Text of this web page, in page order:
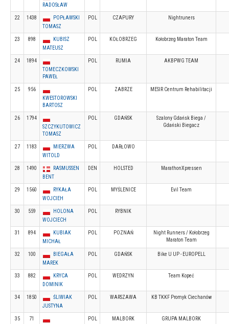
RADOSŁAW
22 1438
POPŁAWSKI
TOMASZ
POL CZAPURY Nightruners
23 898
KUBISZ
MATEUSZ
POL KOŁOBRZEG Kołobrzeg Maraton Team
24
1894
TOMECZKOWSKI
PAWEŁ
POL RUMIA AKBPWG TEAM
25
956
KWESTOROWSKI
BARTOSZ
POL ZABRZE MESIR Centrum Rehabilitacji
26
1794
SZCZYKUTOWICZ
TOMASZ
POL GDAŃSK
Szalony Gdańsk Biega /
Gdański Biegacz
27 1183
MIERZWA
WITOLD
POL DARŁOWO
28 1490
RASMUSSEN
BENT
DEN HOLSTED MarathonXpressen
29 1560
RYKAŁA
WOJCIEH
POL MYŚLENICE Evil Team
30 559
HOLONA
WOJCIECH
POL RYBNIK
31 894
KUBIAK
MICHAŁ
POL POZNAŃ
Night Runners / Kołobrzeg
Maraton Team
32 100
BIEGAŁA
MAREK
POL GDAŃSK Bike U UP - EUROPELL
33 882
KRYCA
DOMINIK
POL WEDRZYN Team Kopeć
34 1850
ŚLIWIAK
JUSTYNA
POL WARSZAWA KB TKKF Promyk Ciechanów
35
71
POL MALBORK GRUPA MALBORK